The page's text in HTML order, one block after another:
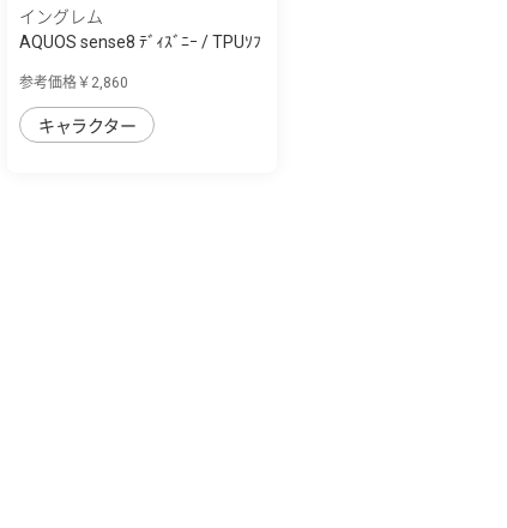
イングレム
AQUOS sense8 ﾃﾞｨｽﾞﾆｰ / TPUｿﾌ
参考価格￥2,860
キャラクター